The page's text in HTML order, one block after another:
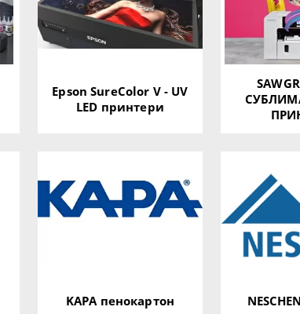
Epson SureColor V - UV
LED принтери
KAPA пенокартон